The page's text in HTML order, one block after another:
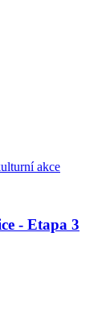
akce
- Etapa 3